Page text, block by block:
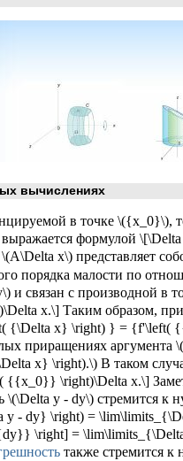
вычислениях
в точке \({x_0}\),
формулой
x\) представляет
порядка малости по
и связан с производной в
x.\] Таким образом,
{\Delta x} \right) } = {f'\left(
приращениях аргумента
x} \right).\) В таком
{{x_0}} \right)\Delta x.\]
\(\Delta y - dy\) стремится к
- dy} \right) =
\right] =
также стремится